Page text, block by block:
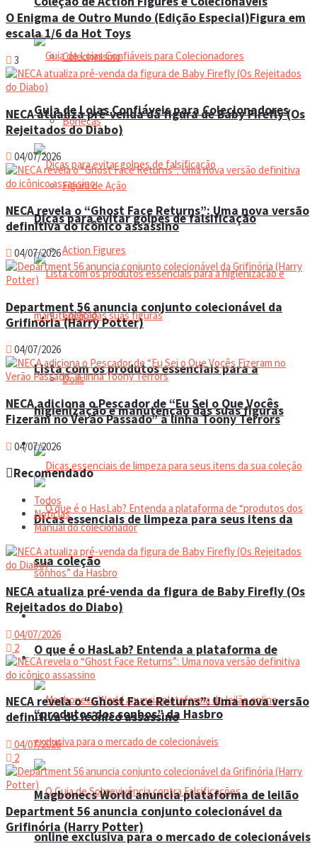
Colecionismo
Bonecas
Figura de Ação
Action Figures
Coleção
Dolls
Manual do colecionador
O que é o HasLab? Entenda a plataforma de
“produtos dos sonhos” da Hasbro
Guia de Lojas Confiáveis para Colecionadores
Dicas para evitar golpes de falsificação
Lista com os produtos essenciais para a
higienização e manutenção das suas figuras
Dicas essenciais de limpeza para seus itens da
sua coleção
Espaço do colecionador
Eventos
Magbonecs World anuncia plataforma de leilão
online exclusiva para o mercado de colecionáveis
O Enigma de Outro Mundo (Edição Especial)Figura em
escala 1/6 da Hot Toys
3
NECA atualiza pré-venda da figura de Baby Firefly (Os
Rejeitados do Diabo)
04/07/2026
NECA revela o “Ghost Face Returns”: Uma nova versão
definitiva do icônico assassino
04/07/2026
Department 56 anuncia conjunto colecionável da
Grifinória (Harry Potter)
04/07/2026
NECA adiciona o Pescador de “Eu Sei o Que Vocês
Fizeram no Verão Passado” à linha Toony Terrors
04/07/2026
Recomendado
Todos
Notícias
Manual do colecionador
NECA atualiza pré-venda da figura de Baby Firefly (Os
Rejeitados do Diabo)
04/07/2026
2
NECA revela o “Ghost Face Returns”: Uma nova versão
definitiva do icônico assassino
04/07/2026
2
Department 56 anuncia conjunto colecionável da
Grifinória (Harry Potter)